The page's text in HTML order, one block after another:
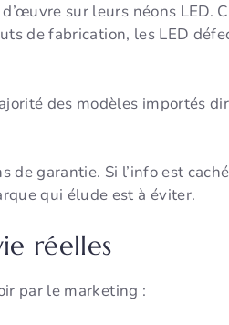
sur leurs néons LED.
de fabrication, les LED
des modèles importés
garantie. Si l’info est
qui élude est à éviter.
réelles
par le marketing :